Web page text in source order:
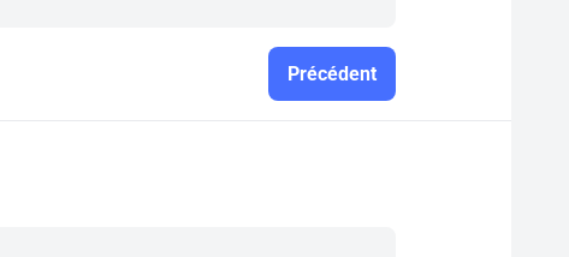
Précédent